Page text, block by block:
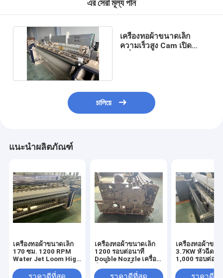
এর সেরা মূল্য পান
เครื่องทอผ้าขนาดเล็ก
ความเร็วสูง Cam เปิด
চালিয়ে
แนะนำผลิตภัณฑ์
เครื่องทอผ้าขนาดเล็ก
170 ซม. 1200 RPM
Water Jet Loom High
เครื่องทอผ้าขนาดเล็ก
1200 รอบต่อนาที
Double Nozzle เครื่อง
Dobby
เครื่องทอผ้าขนา
3.7KW หัวฉีดเดี่
1,000 รอบต่อน